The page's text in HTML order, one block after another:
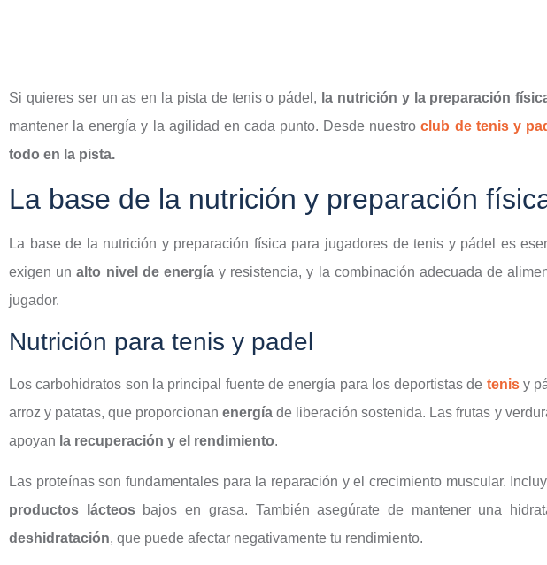
Si quieres ser un as en la pista de tenis o pádel, la nutrición y la preparación
mantener la energía y la agilidad en cada punto. Desde nuestroclub de tenis y
todo en la pista.
La base de la nutrición y preparación
La base de la nutrición y preparación física para jugadores de tenis y pádel es
exigen unalto nivel de energíay resistencia, y la combinación adecuada de
jugador.
Nutrición para tenis y padel
Los carbohidratos son la principal fuente de energía para los deportistas de tenisy
arroz y patatas, que proporcionanenergía de liberación sostenida. Las frutas y
apoyan la recuperación y el rendimiento.
Las proteínas son fundamentales para la reparación y el crecimiento muscular.
productos lácteosbajos en grasa. También asegúrate de mantener una
deshidratación, que puede afectar negativamente tu rendimiento.